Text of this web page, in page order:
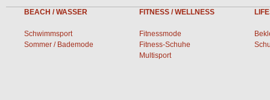
BEACH / WASSER
Schwimmsport
Sommer / Bademode
FITNESS / WELLNESS
Fitnessmode
Fitness-Schuhe
Multisport